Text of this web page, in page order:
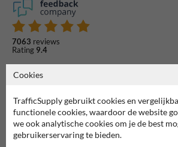
7063 reviews
Rating 9.4
Cookies
TrafficSupply gebruikt cookies en
functionele cookies, waardoor de website
we ook analytische cookies om je de best
gebruikerservaring te bieden.